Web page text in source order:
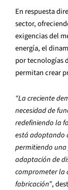
En respuesta
sector,
exigencias del
energía, el
por tecnologías
permitan crear
“La creciente
necesidad de
redefiniendo la
está adoptando
permitiendo
adaptación de
comprometer la
fabricación”,